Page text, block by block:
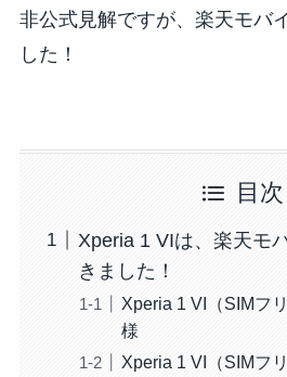
非公式見解ですが、楽天モバ
した！
目次
Xperia 1 VIは、楽天モ
きました！
Xperia 1 VI（SIMフ
様
Xperia 1 VI（SIMフ